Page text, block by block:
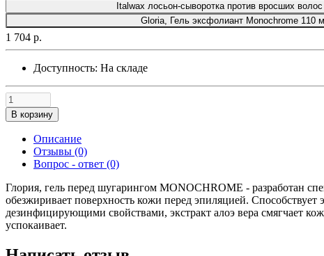
Italwax лосьон-сыворотка против вросших
Gloria, Гель эксфолиант Monochrome 110
1 704 р.
Доступность: На складе
В корзину
Описание
Отзывы (0)
Вопрос - ответ (0)
Глория, гель перед шугарингом MONOCHROME - разработан
обезжиривает поверхность кожи перед эпиляцией.
дезинфицирующими свойствами, экстракт алоэ вера смягчает
успокаивает.